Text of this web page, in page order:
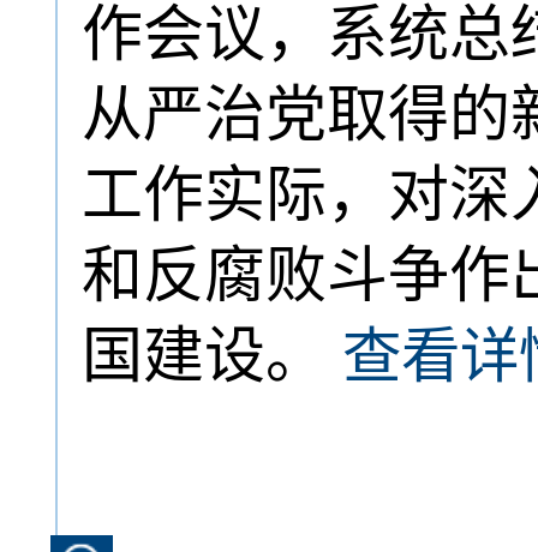
作会议，系统总
从严治党取得的
工作实际，对深
和反腐败斗争作
国建设。 查看详